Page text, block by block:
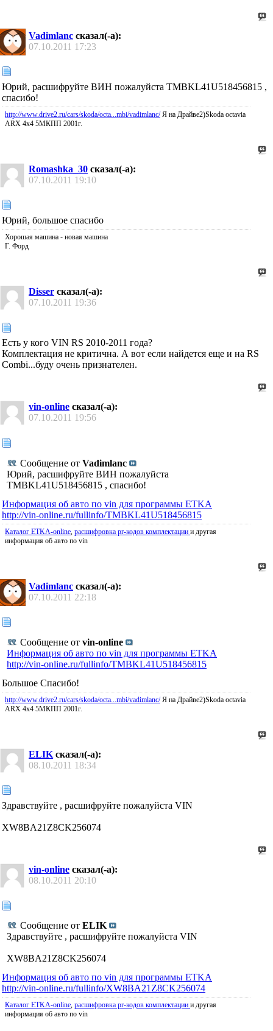
Vadimlanc сказал(-а):
07.10.2011 17:23
Юрий, расшифруйте ВИН пожалуйста TMBKL41U518456815 ,
спасибо!
http://www.drive2.ru/cars/skoda/octa...mbi/vadimlanc/Я на Драйве2)Skoda octavia
ARX 4x4 5МКПП 2001г.
Romashka_30 сказал(-а):
07.10.2011 19:10
Юрий, большое спасибо
Хорошая машина - новая машина
Г. Форд
Disser сказал(-а):
07.10.2011 19:36
Есть у кого VIN RS 2010-2011 года?
Комплектация не критична. А вот если найдется еще и на RS
Combi...буду очень признателен.
vin-online сказал(-а):
07.10.2011 19:56
Сообщение от Vadimlanc
Юрий, расшифруйте ВИН пожалуйста
TMBKL41U518456815 , спасибо!
Информация об авто по vin для программы ETKA
http://vin-online.ru/fullinfo/TMBKL41U518456815
Каталог ETKA-online расшифровка pr-кодов комплектации и другая
информация об авто по vin
Vadimlanc сказал(-а):
07.10.2011 22:18
Сообщение от vin-online
Информация об авто по vin для программы ETKA
http://vin-online.ru/fullinfo/TMBKL41U518456815
Большое Спасибо!
http://www.drive2.ru/cars/skoda/octa...mbi/vadimlanc/Я на Драйве2)Skoda octavia
ARX 4x4 5МКПП 2001г.
ELIK сказал(-а):
08.10.2011 18:34
Здравствуйте , расшифруйте пожалуйста VIN
XW8BA21Z8CK256074
vin-online сказал(-а):
08.10.2011 20:10
Сообщение от ELIK
Здравствуйте , расшифруйте пожалуйста VIN
XW8BA21Z8CK256074
Информация об авто по vin для программы ETKA
http://vin-online.ru/fullinfo/XW8BA21Z8CK256074
Каталог ETKA-online, расшифровка pr-кодов комплектации и другая
информация об авто по vin